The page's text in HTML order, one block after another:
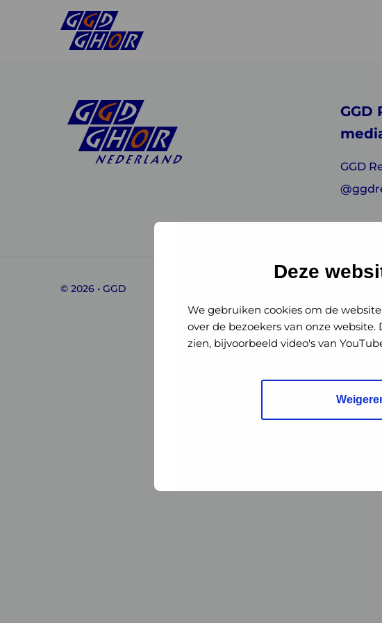
Deze
We gebruiken cookies om de
over de bezoekers van onze
zien, bijvoorbeeld video's van
GHORGHOR
Nederland
GGD
GGD
© 2026 • GGD